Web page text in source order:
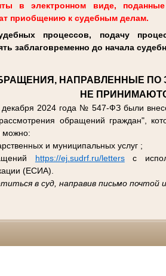
в электронном виде,
приобщению к судебным делам.
процессов, подачу
заблаговременно до начала
НАПРАВЛЕННЫЕ ПО
НЕ
2024 года № 547-ФЗ были
обращений граждан",
можно:
и муниципальных услуг ;
https://ej.sudrf.ru/lettersс
(ЕСИА).
в суд, направив письмо почтой